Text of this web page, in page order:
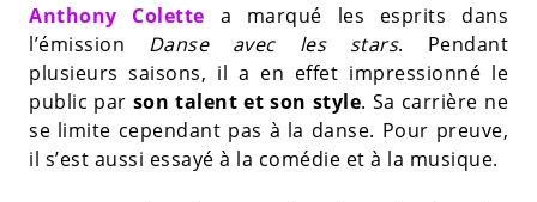
Anthony Colette a marqué les esprits dans
l’émission Danse avec les stars. Pendant
plusieurs saisons, il a en effet impressionné le
public par son talent et son style. Sa carrière ne
se limite cependant pas à la danse. Pour preuve,
il s’est aussi essayé à la comédie et à la musique.